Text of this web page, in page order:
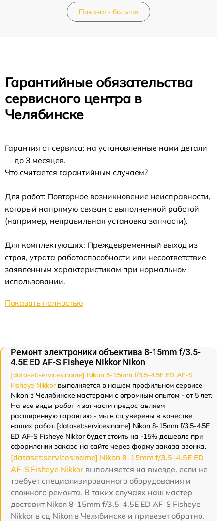
Показать больше
Гарантийные обязательства
сервисного центра в
Челябинске
Гарантия от сервиса: на установленные нами детали
— до 3 месяцев.
Что считается гарантийным случаем?
Для работ: Повторное возникновение неисправности,
который напрямую связан с выполненной работой
(например, неправильная установка запчасти).
Для комплектующих: Преждевременный выход из
строя, утрата работоспособности или несоответствие
заявленным характеристикам при нормальном
использовании.
Показать полностью
Ремонт электроники объектива 8-15mm f/3.5-
4.5E ED AF-S Fisheye Nikkor Nikon
[dataset:services:name] Nikon 8-15mm f/3.5-4.5E ED AF-S
Fisheye Nikkorвыполняется в нашем профильном сервисе
Nikon в Челябинске мастерами с огромным опытом - от 5 лет.
На все виды работ и запчасти предоставляем
расширенную гарантию - мы в сц уверены в качестве
наших работ. [dataset:services:name] Nikon 8-15mm f/3.5-4.5E
ED AF-S Fisheye Nikkor будет стоить на -15% дешевле при
оформлении заказа на сайте через форму заказа звонка.
[dataset:services:name] Nikon 8-15mm f/3.5-4.5E ED
AF-S Fisheye Nikkor выполняется на выезде, если не
требует специализированного оборудования и
сложного ремонта. В таких случаях наш мастер
доставит Nikon 8-15mm f/3.5-4.5E ED AF-S Fisheye
Nikkor в сц Nikon в Челябинске и привезет обратно.